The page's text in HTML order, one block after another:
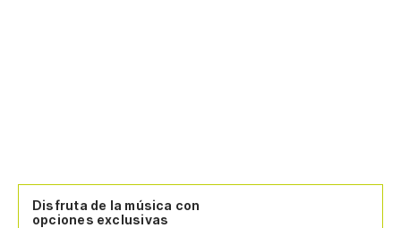
Disfruta de la música con
opciones exclusivas